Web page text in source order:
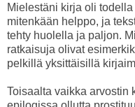
Mielestäni kirja oli
mitenkään helppo, ja
tehty huolella ja paljon.
ratkaisuja olivat
pelkillä yksittäisillä
Toisaalta vaikka arvostin